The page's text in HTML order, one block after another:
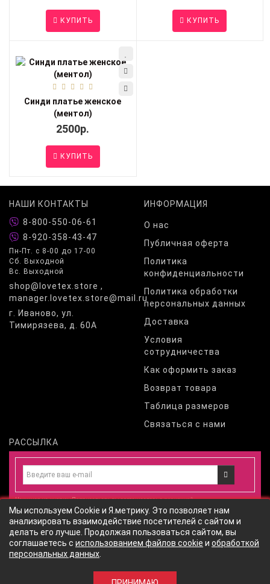
КУПИТЬ КУПИТЬ
Синди платье женское
(ментол)
2500р.
КУПИТЬ
НАШИ КОНТАКТЫ
8-800-550-06-61
8-920-358-43-47
Пн-Пт. с 8-00 до 17-00
Сб. Выходной
Вс. Выходной
shop@lovetex.store ,
manager.lovetex.store@mail.ru
г. Иваново, ул.
Тимирязева, д. 60А
ИНФОРМАЦИЯ
О нас
Публичная оферта
Политика
конфиденциальности
Политика обработки
персональных данных
Доставка
Условия
сотрудничества
Как оформить заказ
Возврат товара
Таблица размеров
Связаться с нами
РАССЫЛКА
Нажимая на кнопку «Подписаться», вы соглашаетесь сполитикой
конфиденциальности и даетесогласие на обработку персональных
данныхсогласно политики обработки персональных данныхсайта
Мы используем Cookie и Я.метрику. Это позволяет нам
анализировать взаимодействие посетителей с сайтом и
делать его лучше. Продолжая пользоваться сайтом, вы
соглашаетесь с использованием файлов cookie и обработкой
персональных данных